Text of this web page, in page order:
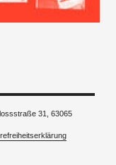
31, 63065